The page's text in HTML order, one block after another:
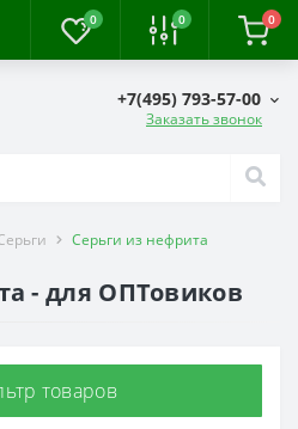
0 0 0
+7(495) 793-57-00
Заказать звонок
Серьги из нефрита
- для ОПТовиков
товаров